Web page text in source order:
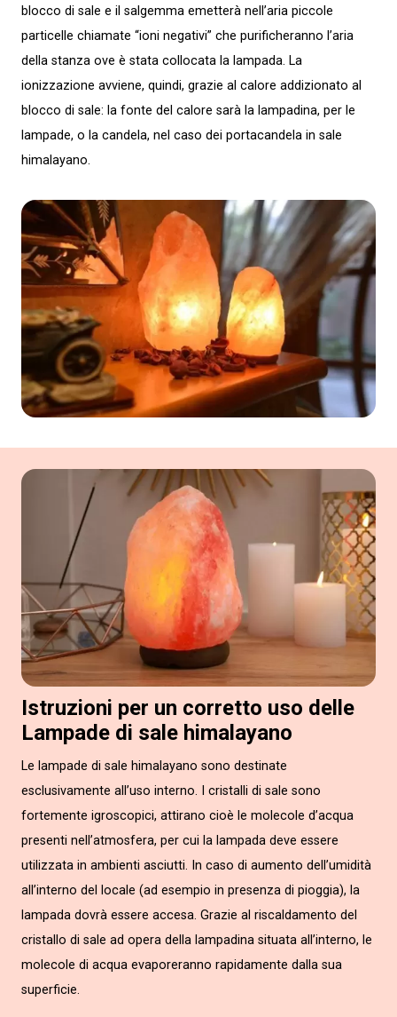
blocco di sale e il salgemma emetterà nell’aria piccole
particelle chiamate “ioni negativi” che purificheranno l’aria
della stanza ove è stata collocata la lampada. La
ionizzazione avviene, quindi, grazie al calore addizionato al
blocco di sale: la fonte del calore sarà la lampadina, per le
lampade, o la candela, nel caso dei portacandela in sale
himalayano.
Istruzioni per un corretto uso delle
Lampade di sale himalayano
Le lampade di sale himalayano sono destinate
esclusivamente all’uso interno. I cristalli di sale sono
fortemente igroscopici, attirano cioè le molecole d’acqua
presenti nell’atmosfera, per cui la lampada deve essere
utilizzata in ambienti asciutti. In caso di aumento dell’umidità
all’interno del locale (ad esempio in presenza di pioggia), la
lampada dovrà essere accesa. Grazie al riscaldamento del
cristallo di sale ad opera della lampadina situata all’interno, le
molecole di acqua evaporeranno rapidamente dalla sua
superficie.